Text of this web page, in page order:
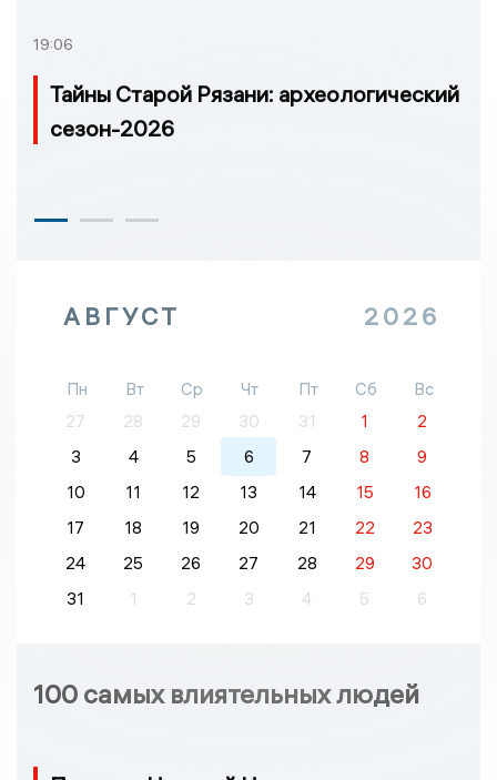
19:06
Тайны Старой Рязани: археологический
сезон-2026
АВГУСТ 2026
Пн Вт Ср Чт Пт Сб
Вс
27
28 29 30 31 1
2
3
4 5 6 7 8
9
10
11 12 13 14 15
16
17
18 19 20 21 22
23
24
25 26 27 28 29
30
31
1 2 3 4 5 6
100 самых влиятельных людей